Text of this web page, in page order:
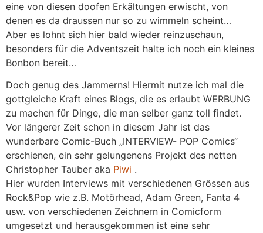
eine von diesen doofen Erkältungen erwischt, von
denen es da draussen nur so zu wimmeln scheint…
Aber es lohnt sich hier bald wieder reinzuschaun,
besonders für die Adventszeit halte ich noch ein kleines
Bonbon bereit…
Doch genug des Jammerns! Hiermit nutze ich mal die
gottgleiche Kraft eines Blogs, die es erlaubt WERBUNG
zu machen für Dinge, die man selber ganz toll findet.
Vor längerer Zeit schon in diesem Jahr ist das
wunderbare Comic-Buch „INTERVIEW- POP Comics“
erschienen, ein sehr gelungenens Projekt des netten
Christopher Tauber aka Piwi .
Hier wurden Interviews mit verschiedenen Grössen aus
Rock&Pop wie z.B. Motörhead, Adam Green, Fanta 4
usw. von verschiedenen Zeichnern in Comicform
umgesetzt und herausgekommen ist eine sehr